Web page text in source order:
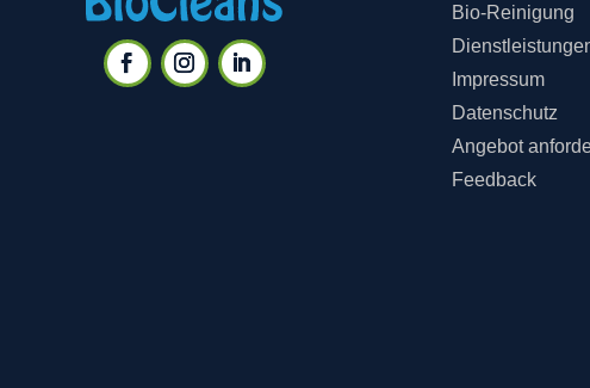
Bio-Reinigung
Impressum
Datenschutz
Angebot
Feedback